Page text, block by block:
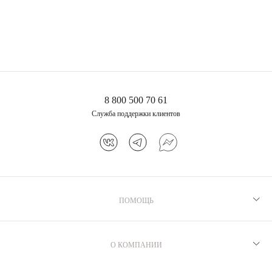
8 800 500 70 61
Служба поддержки клиентов
ПОМОЩЬ
Рекомендации по уходу
О КОМПАНИИ